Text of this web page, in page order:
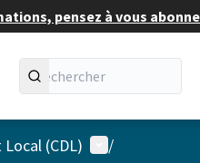
pensez à vous
(CDL) Menu utilisateur
/